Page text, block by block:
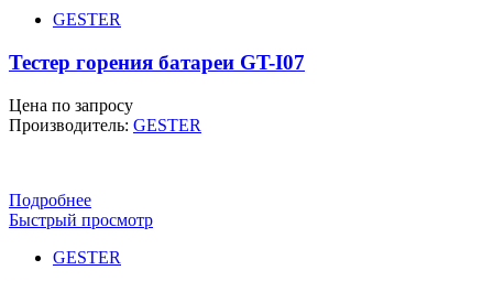
GESTER
Тестер горения батареи GT-I07
Цена по запросу
Производитель: GESTER
Подробнее
Быстрый просмотр
GESTER